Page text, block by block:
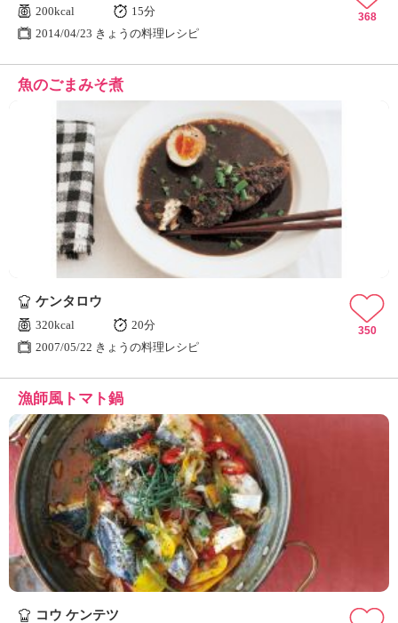
200kcal
15分
2014/04/23 きょうの料理レシピ
368
魚のごまみそ煮
ケンタロウ
320kcal
20分
2007/05/22 きょうの料理レシピ
350
漁師風トマト鍋
コウ ケンテツ